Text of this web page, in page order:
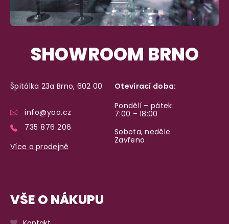
SHOWROOM BRNO
Špitálka 23a Brno, 602 00
info@yoo.cz
735 876 206
Více o prodejně
Otevírací doba:
Pondělí – pátek:
7:00 – 18:00
Sobota, neděle
Zavřeno
VŠE O NÁKUPU